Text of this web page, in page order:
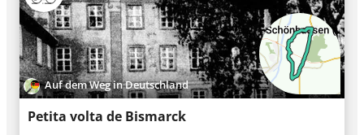
Auf dem Weg in Deutschland
Petita volta de Bismarck